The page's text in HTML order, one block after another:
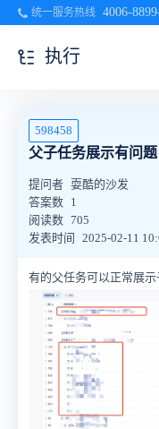
统一服务热线 4006-
执行
598458
父子任务展示有问题
提问者 耍酷的沙发
答案数 1
阅读数 705
发表时间
2025-02-11
有的父任务可以正常展